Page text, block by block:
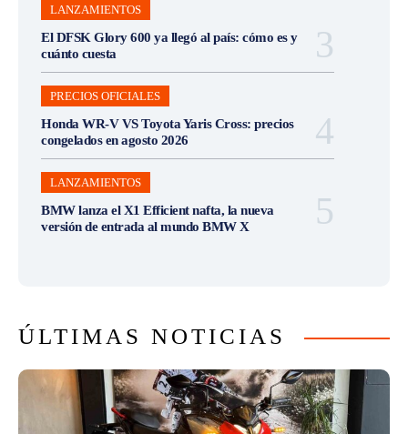
LANZAMIENTOS
El DFSK Glory 600 ya llegó al país: cómo es y
cuánto cuesta
PRECIOS OFICIALES
Honda WR-V VS Toyota Yaris Cross: precios
congelados en agosto 2026
LANZAMIENTOS
BMW lanza el X1 Efficient nafta, la nueva
versión de entrada al mundo BMW X
ÚLTIMAS NOTICIAS